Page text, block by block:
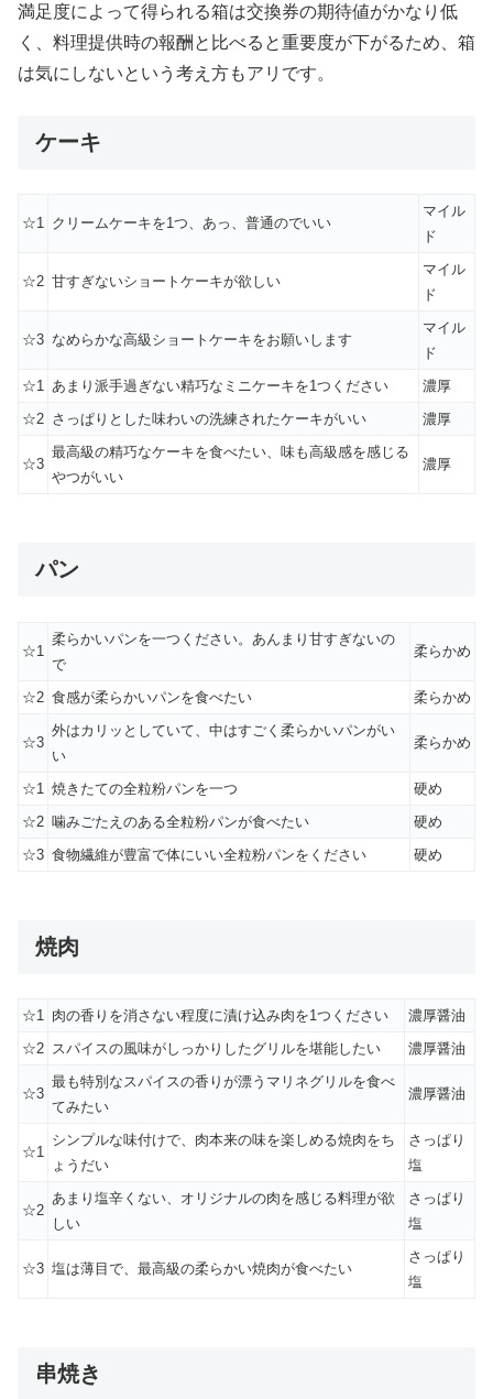
満足度によって得られる箱は交換券の期待値がかなり低
く、料理提供時の報酬と比べると重要度が下がるため、箱
は気にしないという考え方もアリです。
ケーキ
☆1 クリームケーキを1つ、あっ、普通のでいい
マイル
ド
☆2 甘すぎないショートケーキが欲しい
マイル
ド
☆3 なめらかな高級ショートケーキをお願いします
マイル
ド
☆1 あまり派手過ぎない精巧なミニケーキを1つください
濃厚
☆2 さっぱりとした味わいの洗練されたケーキがいい 濃厚
☆3
最高級の精巧なケーキを食べたい、味も高級感を感じる
やつがいい
濃厚
パン
☆1
柔らかいパンを一つください。あんまり甘すぎないの
で
柔らかめ
☆2 食感が柔らかいパンを食べたい 柔らかめ
☆3
外はカリッとしていて、中はすごく柔らかいパンがい
い
柔らかめ
☆1 焼きたての全粒粉パンを一つ
硬め
☆2 噛みごたえのある全粒粉パンが食べたい
硬め
☆3 食物繊維が豊富で体にいい全粒粉パンをください 硬め
焼肉
☆1 肉の香りを消さない程度に漬け込み肉を1つください
濃厚醤油
☆2 スパイスの風味がしっかりしたグリルを堪能したい 濃厚醤油
☆3
最も特別なスパイスの香りが漂うマリネグリルを食べ
てみたい
濃厚醤油
☆1
シンプルな味付けで、肉本来の味を楽しめる焼肉をち
ょうだい
さっぱり
塩
☆2
あまり塩辛くない、オリジナルの肉を感じる料理が欲
しい
さっぱり
塩
☆3 塩は薄目で、最高級の柔らかい焼肉が食べたい
さっぱり
塩
串焼き